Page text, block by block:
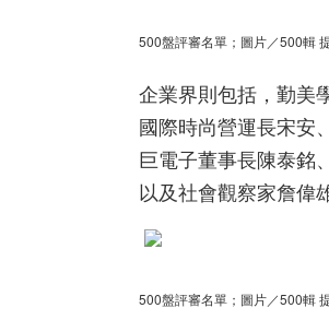
500盤評審名單；圖片／500輯
企業界則包括，勤美
國際時尚營運長宋安
巨電子董事長陳泰銘
以及社會觀察家詹偉雄
500盤評審名單；圖片／500輯